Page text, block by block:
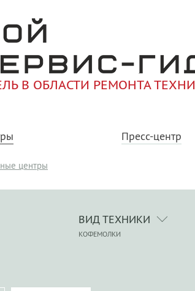
В ОБЛАСТИ РЕМОНТА
Пресс-центр
центры
ВИД ТЕХНИКИ
КОФЕМОЛКИ